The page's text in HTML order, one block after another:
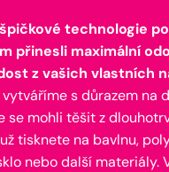
technologie
přinesli maximální
z vašich vlastních
s důrazem na
se mohli těšit z
tisknete na bavlnu,
nebo další materiály.